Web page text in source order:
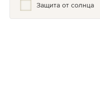
Зимние
Защита от солнца